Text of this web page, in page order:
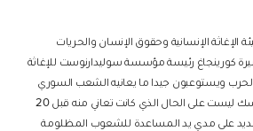
الإغاثة الإنسانية وحقوق الإنسان والحريات
كورينجاغ رئيسة مؤسسة سوليدارنوست للإغاثة
ويستوعبون جيدا ما يعانيه الشعب السوري
المسلم، وان البوسنة والهرسك ليست على الحال الذي كانت تعاني منه قبل 20
على مدي يد المساعدة للشعوب المظلومة